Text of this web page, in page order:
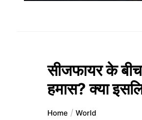
सीजफायर के
हमास? क्या
Home World